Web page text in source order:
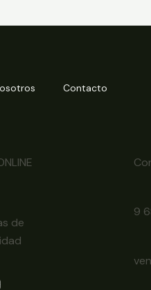
Contacto
de
9